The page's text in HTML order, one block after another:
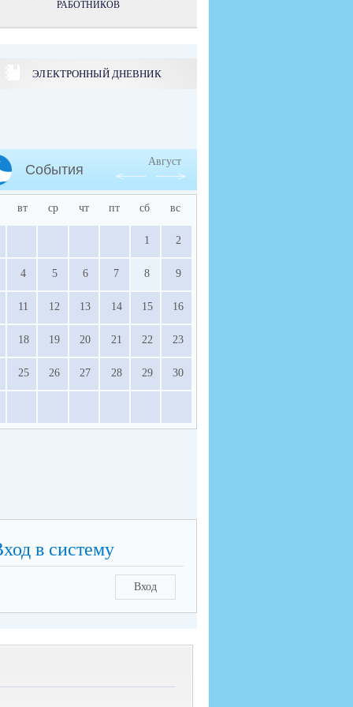
РАБОТНИКОВ
ЭЛЕКТРОННЫЙ ДНЕВНИК
События
Август
вт ср чт пт сб вс
1 2
4 5 6 7 8 9
11 12 13 14 15 16
18 19 20 21 22 23
25 26 27 28 29 30
в систему
Вход